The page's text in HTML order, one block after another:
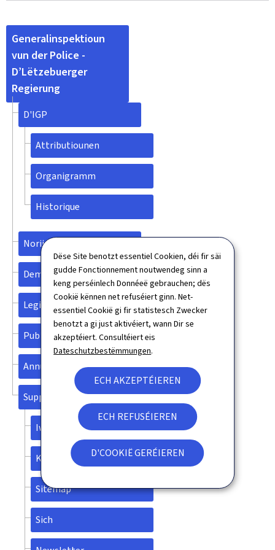
Dëse Site benotzt essentiel Cookien, déi fir säi
gudde Fonctionnement noutwendeg sinn a
keng perséinlech Donnéeë gebrauchen; dës
Cookië kënnen net refuséiert ginn. Net-
essentiel Cookië gi fir statistesch Zwecker
benotzt a gi just aktivéiert, wann Dir se
akzeptéiert. Consultéiert eis
Dateschutzbestëmmungen.
ECH AKZEPTÉIEREN
ECH REFUSÉIEREN
D'COOKIË GERÉIEREN
Generalinspektioun
vun der Police -
D’Lëtzebuerger
Regierung
D'IGP
Attributiounen
Organigramm
Historique
Noriichten
Demarchen
Legislatioun
Publications
Annuaire
Support
Iwwert dës Websäit
Kontakt
Sitemap
Sich